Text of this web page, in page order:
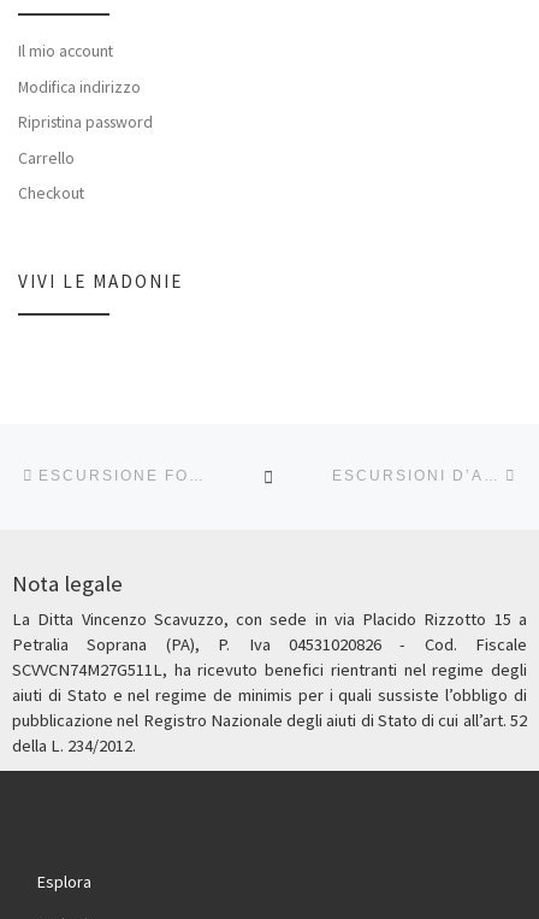
Il mio account
Modifica indirizzo
Ripristina password
Carrello
Checkout
VIVI LE MADONIE
RITORNA ALLA LISTA
Nota legale
La Ditta Vincenzo Scavuzzo, con sede in via Placido Rizzotto 15 a
Petralia Soprana (PA), P. Iva 04531020826 - Cod. Fiscale
SCVVCN74M27G511L, ha ricevuto benefici rientranti nel regime degli
aiuti di Stato e nel regime de minimis per i quali sussiste l’obbligo di
pubblicazione nel Registro Nazionale degli aiuti di Stato di cui all’art. 52
della L. 234/2012.
Esplora